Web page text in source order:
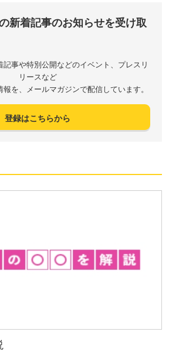
新着記事のお知らせを受け取
記事や特別公開などのイベント、プレスリ
リースなど
を、メールマガジンで配信しています。
登録はこちらから